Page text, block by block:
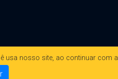
usa nosso site, ao continuar com a